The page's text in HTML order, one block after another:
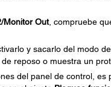
Monitor Out, compruebe
y sacarlo del modo
reposo o muestra un
del panel de control, es